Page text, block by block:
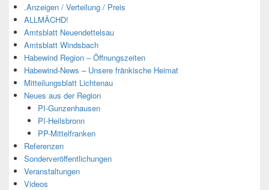
.Anzeigen / Verteilung / Preis
ALLMÄCHD!
Amtsblatt Neuendettelsau
Amtsblatt Windsbach
Habewind Region – Öffnungszeiten
Habewind-News – Unsere fränkische Heimat
Mitteilungsblatt Lichtenau
Neues aus der Region
PI-Gunzenhausen
PI-Heilsbronn
PP-Mittelfranken
Referenzen
Sonderveröffentlichungen
Veranstaltungen
Videos